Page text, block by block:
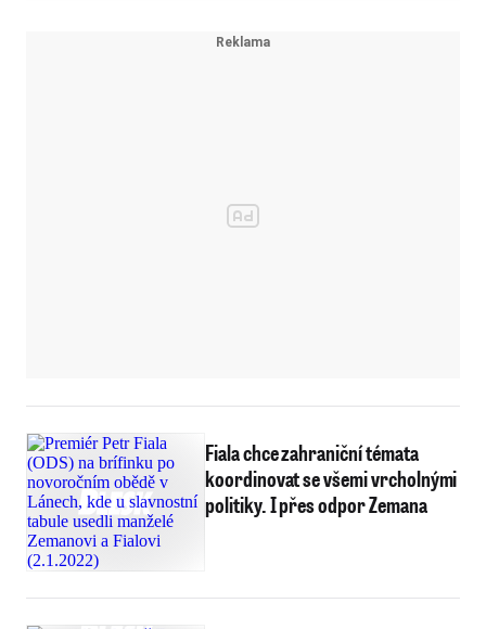
Fiala chce zahraniční témata
koordinovat se všemi vrcholnými
politiky. I přes odpor Zemana